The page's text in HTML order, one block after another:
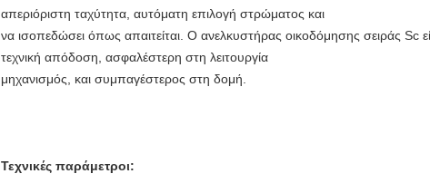
απεριόριστη ταχύτητα, αυτόματη επιλογή στρώματος και
να ισοπεδώσει όπως απαιτείται. Ο ανελκυστήρας οικοδόμησης σειράς Sc
τεχνική απόδοση, ασφαλέστερη στη λειτουργία
μηχανισμός, και συμπαγέστερος στη δομή.
Τεχνικές παράμετροι: